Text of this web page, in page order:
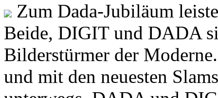
Zum Dada-Jubiläum
Beide, DIGIT und DADA
Bilderstürmer der
und mit den neuesten